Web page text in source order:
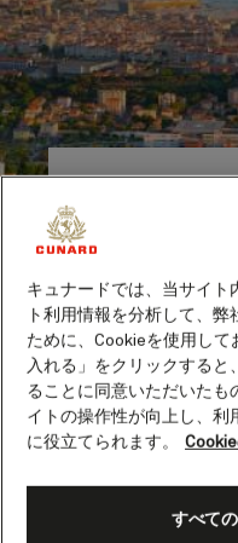
トゥーロンは太
に位置し、マル
中間にあります
チへ出かけたり
ンダーの花々が
景を探し
トゥーロンは、
の自然港に海軍
キュナードでは、当サイト
ト利用情報を分析して、
ために、Cookieを使用し
入れる」をクリックすると
ることに同意いただいた
イトの操作性が向上し、利
に役立てられます。
すべて